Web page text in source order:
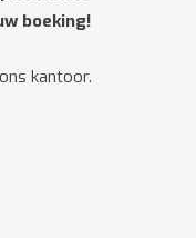
boeking!
kantoor.